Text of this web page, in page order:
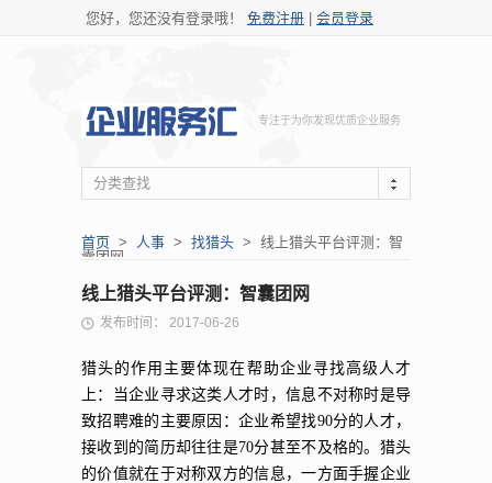
您好，您还没有登录哦！ 免费注册 会员登录
专注于为你发现优质企业服务
分类查找
首页 > 人事 > 找猎头 > 线上猎头平台评测：智
囊团网
线上猎头平台评测：智囊团网
发布时间： 2017-06-26
猎头的作用主要体现在帮助企业寻找高级人才
上：当企业寻求这类人才时，信息不对称时是导
致招聘难的主要原因：企业希望找90分的人才，
接收到的简历却往往是70分甚至不及格的。猎头
的价值就在于对称双方的信息，一方面手握企业